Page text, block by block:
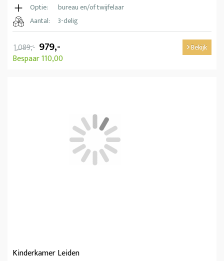
Optie:
bureau en/of twijfelaar
Aantal:
3-delig
1.089,- 979,-
Bespaar 110,00
Bekijk
Kinderkamer Leiden